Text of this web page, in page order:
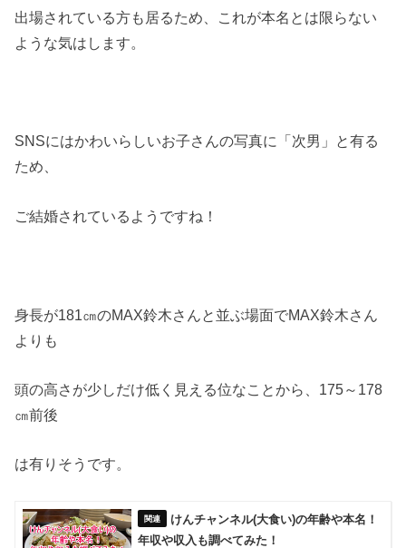
出場されている方も居るため、これが本名とは限らない
ような気はします。
SNSにはかわいらしいお子さんの写真に「次男」と有る
ため、
ご結婚されているようですね！
身長が181㎝のMAX鈴木さんと並ぶ場面でMAX鈴木さん
よりも
頭の高さが少しだけ低く見える位なことから、175～178
㎝前後
は有りそうです。
けんチャンネル(大食い)の年齢や本名！
年収や収入も調べてみた！